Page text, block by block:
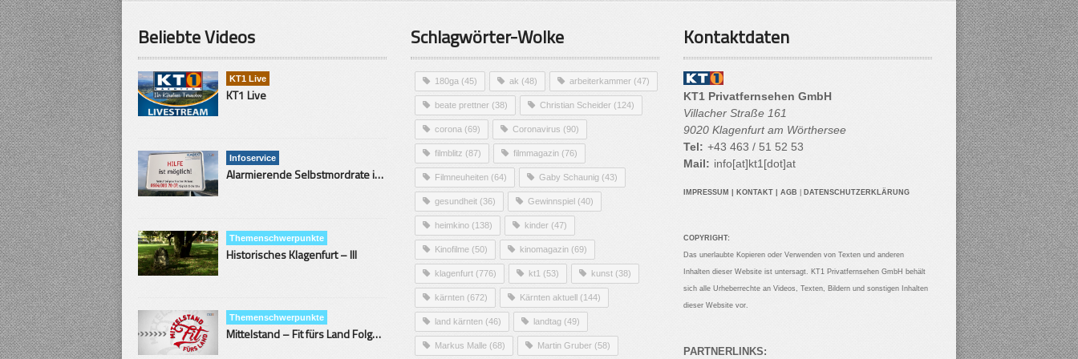
Beliebte Videos
KT1 Live
KT1 Live
Infoservice
Alarmierende Selbstmordrate in Kärnten
Themenschwerpunkte
Historisches Klagenfurt – III
Themenschwerpunkte
Mittelstand – Fit fürs Land Folge 9- Konditor
Schlagwörter-Wolke
180ga (45) ak (48) arbeiterkammer (47)
beate prettner (38) Christian Scheider (124)
corona (69) Coronavirus (90)
filmblitz (87) filmmagazin (76)
Filmneuheiten (64) Gaby Schaunig (43)
gesundheit (36) Gewinnspiel (40)
heimkino (138) kinder (47)
Kinofilme (50) kinomagazin (69)
klagenfurt (776) kt1 (53) kunst (38)
kärnten (672) Kärnten aktuell (144)
land kärnten (46) landtag (49)
Markus Malle (68) Martin Gruber (58)
Kontaktdaten
KT1 Privatfernsehen GmbH
Villacher Straße 161
9020 Klagenfurt am Wörthersee
Tel: +43 463 / 51 52 53
Mail: info[at]kt1[dot]at
IMPRESSUM KONTAKT AGB DATENSCHUTZERKLÄRUNG
COPYRIGHT:
Das unerlaubte Kopieren oder Verwenden von Texten und anderen
Inhalten dieser Website ist untersagt. KT1 Privatfernsehen GmbH behält
sich alle Urheberrechte an Videos, Texten, Bildern und sonstigen Inhalten
dieser Website vor.
PARTNERLINKS: